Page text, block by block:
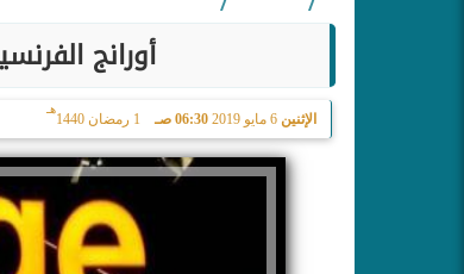
أورانج
الإثنين 6 مايو 2019 06:30 صـ 1 رمضان 1440
هـ